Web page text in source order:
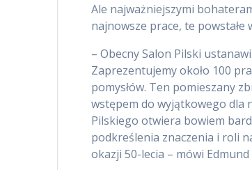
Ale najważniejszymi
najnowsze prace, te powstałe
– Obecny Salon Pilski
Zaprezentujemy około 100
pomysłów. Ten pomieszany
wstępem do wyjątkowego dla
Pilskiego otwiera bowiem
podkreślenia znaczenia i roli
okazji 50-lecia – mówi